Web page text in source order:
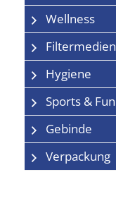
Wellness
Filtermedien
Hygiene
Sports & Fun
Gebinde
Verpackung